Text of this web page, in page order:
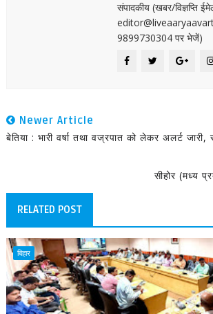
संपादकीय (खबर/विज्ञप्ति
editor@liveaaryaavart
9899730304 पर भेजें)
Newer Article
बेतिया : भारी वर्षा तथा वज्रपात को लेकर अलर्ट जारी,
सीहोर (मध्य
RELATED POST
बिहार